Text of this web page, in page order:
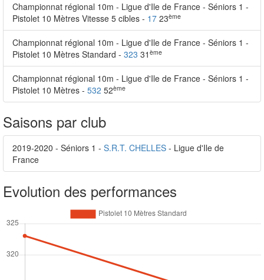
Championnat régional 10m - Ligue d'Ile de France - Séniors 1 -
Pistolet 10 Mètres Vitesse 5 cibles - 17 23ème
Championnat régional 10m - Ligue d'Ile de France - Séniors 1 -
Pistolet 10 Mètres Standard - 323 31 ème
Championnat régional 10m - Ligue d'Ile de France - Séniors 1 -
Pistolet 10 Mètres - 532 52ème
Saisons par club
2019-2020 - Séniors 1 - S.R.T. CHELLES - Ligue d'Ile de
France
Evolution des performances